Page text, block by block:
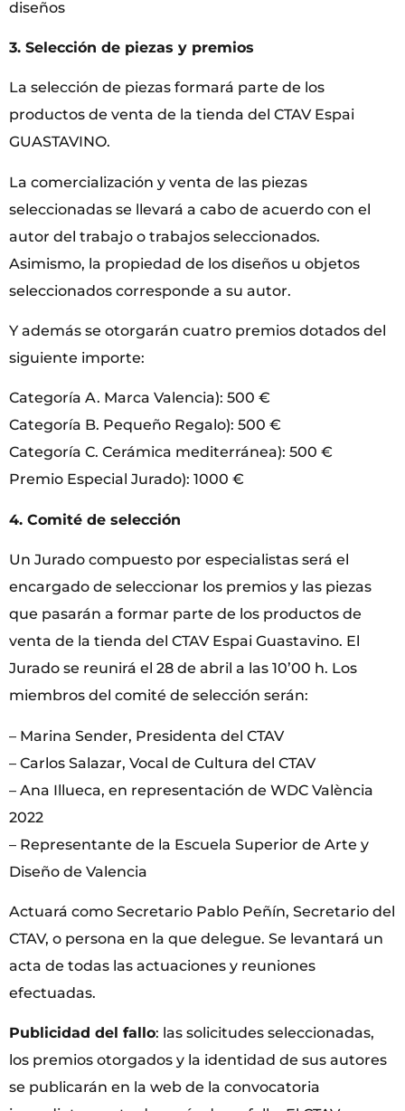
diseños
3. Selección de piezas y premios
La selección de piezas formará parte de los
productos de venta de la tienda del CTAV Espai
GUASTAVINO.
La comercialización y venta de las piezas
seleccionadas se llevará a cabo de acuerdo con el
autor del trabajo o trabajos seleccionados.
Asimismo, la propiedad de los diseños u objetos
seleccionados corresponde a su autor.
Y además se otorgarán cuatro premios dotados del
siguiente importe:
Categoría A. Marca Valencia): 500 €
Categoría B. Pequeño Regalo): 500 €
Categoría C. Cerámica mediterránea): 500 €
Premio Especial Jurado): 1000 €
4. Comité de selección
Un Jurado compuesto por especialistas será el
encargado de seleccionar los premios y las piezas
que pasarán a formar parte de los productos de
venta de la tienda del CTAV Espai Guastavino. El
Jurado se reunirá el 28 de abril a las 10’00 h. Los
miembros del comité de selección serán:
– Marina Sender, Presidenta del CTAV
– Carlos Salazar, Vocal de Cultura del CTAV
– Ana Illueca, en representación de WDC València
2022
– Representante de la Escuela Superior de Arte y
Diseño de Valencia
Actuará como Secretario Pablo Peñín, Secretario del
CTAV, o persona en la que delegue. Se levantará un
acta de todas las actuaciones y reuniones
efectuadas.
Publicidad del fallo: las solicitudes seleccionadas,
los premios otorgados y la identidad de sus autores
se publicarán en la web de la convocatoria